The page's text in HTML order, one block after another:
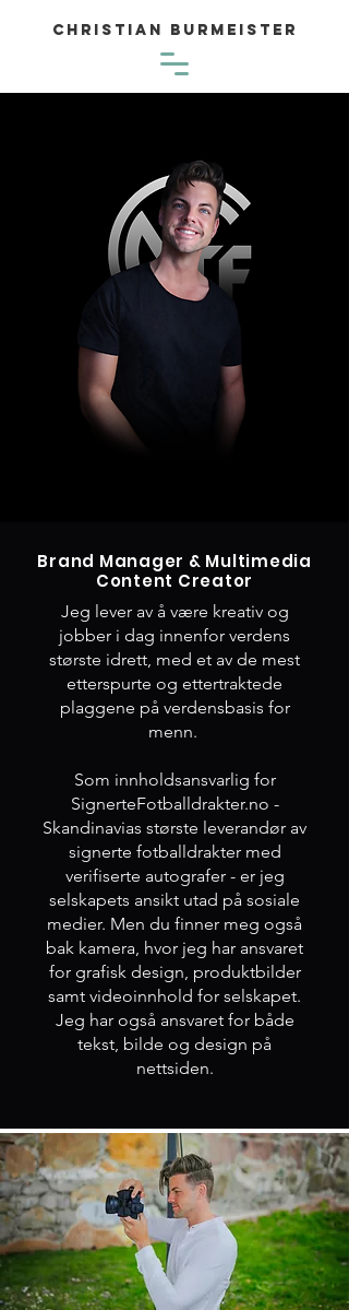
Christian Burmeister
Brand Manager & Multimedia
Content Creator
Jeg lever av å være kreativ og
jobber i dag innenfor verdens
største idrett, med et av de mest
etterspurte og ettertraktede
plaggene på verdensbasis for
menn.
Som innholdsansvarlig for
SignerteFotballdrakter.no -
Skandinavias største leverandør av
signerte fotballdrakter med
verifiserte autografer - er jeg
selskapets ansikt utad på sosiale
medier. Men du finner meg også
bak kamera, hvor jeg har ansvaret
for grafisk design, produktbilder
samt videoinnhold for selskapet.
Jeg har også ansvaret for både
tekst, bilde og design på
nettsiden.